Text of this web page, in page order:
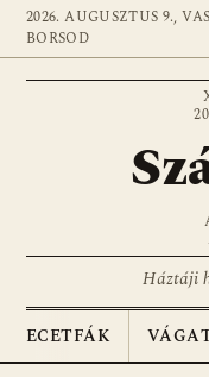
2026. AUGUSZTUS 9.,
BORSOD
Háztáji
ECETFÁK